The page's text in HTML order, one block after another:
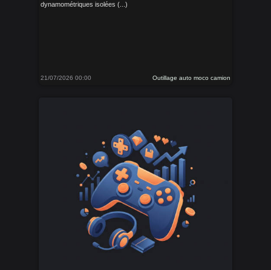
dynamométriques isolées (...)
21/07/2026 00:00 Outillage auto moco camion